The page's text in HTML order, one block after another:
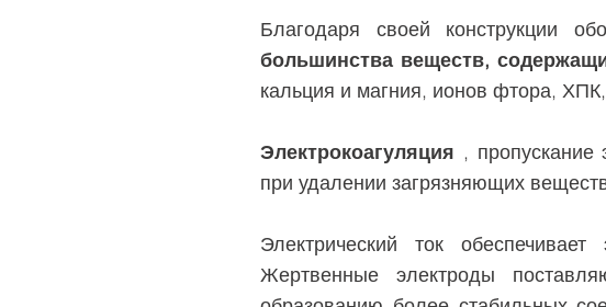
Благодаря своей конструкции
большинства веществ,
кальция и магния, ионов фтора,
Электрокоагуляция , пропускание
при удалении загрязняющих
Электрический ток
Жертвенные электроды